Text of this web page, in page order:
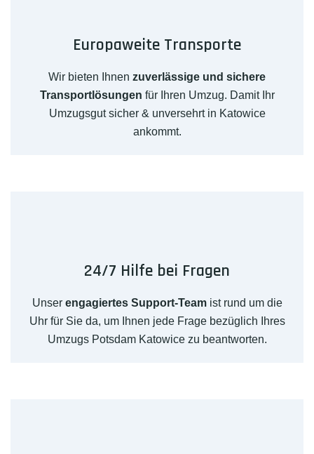
Europaweite Transporte
Wir bieten Ihnen zuverlässige und sichere
Transportlösungen für Ihren Umzug. Damit Ihr
Umzugsgut sicher & unversehrt in Katowice
ankommt.
24/7 Hilfe bei Fragen
Unser engagiertes Support-Teamist rund um die
Uhr für Sie da, um Ihnen jede Frage bezüglich Ihres
Umzugs Potsdam Katowice zu beantworten.